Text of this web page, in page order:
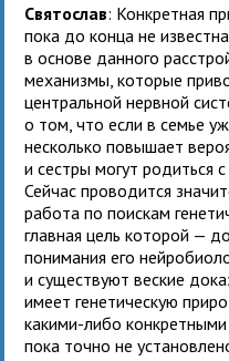
Святослав: Конкретная
пока до конца не
в основе данного
механизмы, которые
центральной нервной
о том, что если в семье
несколько повышает
и сестры могут родиться
Сейчас проводится
работа по поискам
главная цель которой —
понимания его
и существуют веские
имеет генетическую
какими-либо
пока точно не